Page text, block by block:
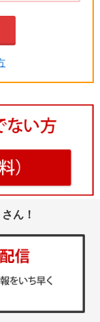
ん！